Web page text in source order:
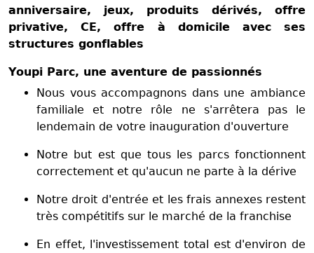
anniversaire, jeux, produits dérivés, offre
privative, CE, offre à domicile avec ses
structures gonflables
Youpi Parc, une aventure de passionnés
Nous vous accompagnons dans une ambiance
familiale et notre rôle ne s'arrêtera pas le
lendemain de votre inauguration d'ouverture
Notre but est que tous les parcs fonctionnent
correctement et qu'aucun ne parte à la dérive
Notre droit d'entrée et les frais annexes restent
très compétitifs sur le marché de la franchise
En effet, l'investissement total est d'environ de